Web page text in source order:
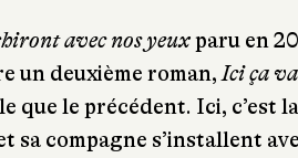
avec nos yeuxparu en
un deuxième roman,Ici ça va
que le précédent. Ici, c’est la
sa compagne s’installent